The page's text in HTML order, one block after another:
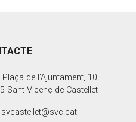
Plaça de l'Ajuntament, 10
Sant Vicenç de Castellet
svcastellet@svc.cat